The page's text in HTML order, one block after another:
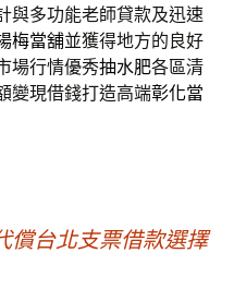
與多功能老師貸款及迅速
梅當舖並獲得地方的良好
場行情優秀抽水肥各區清
變現借錢打造高端彰化當
償台北支票借款選擇